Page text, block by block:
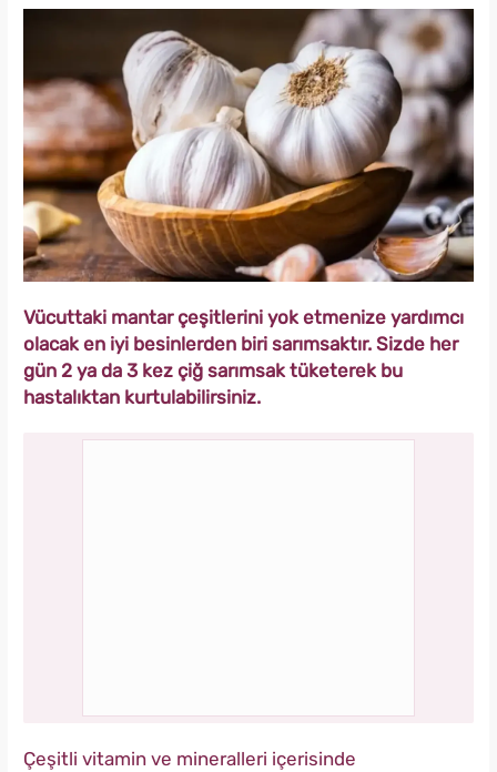
Vücuttaki mantar çeşitlerini yok etmenize yardımcı
olacak en iyi besinlerden biri sarımsaktır. Sizde her
gün 2 ya da 3 kez çiğ sarımsak tüketerek bu
hastalıktan kurtulabilirsiniz.
Çeşitli vitamin ve mineralleri içerisinde